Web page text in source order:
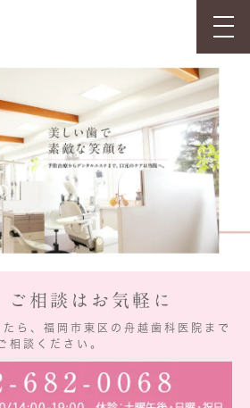
ご相談はお気軽に
ら、福岡市東区の舟越歯科医院まで
相談ください。